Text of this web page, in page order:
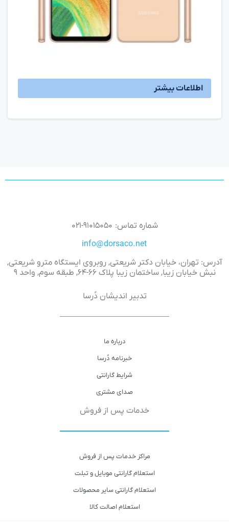
اطلاعات بیشتر
شماره تماس: ۹۱۰۱۵۰۵۰-۰۲۱
آدرس: تهران، خیابان دکتر شریعتی, روبروی ایستگاه مترو شریعتی,
نبش خیابان زیبا, ساختمان زیبا پلاک ۶۶-۶۴, طبقه سوم, واحد ۹
تدبیر اندیشان دُرسا
درباره ما
خبرنامه دُرسا
شرایط گارانتی
صدای مشتری
خدمات پس از فروش
مراکز خدمات پس از فروش
استعلام گارانتی موبایل و تبلت
استعلام گارانتی سایر محصولات
استعلام اصالت کالا